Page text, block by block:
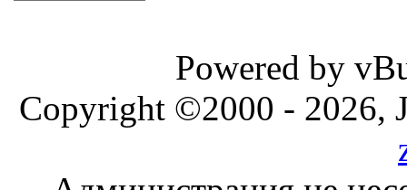
Powered by
Copyright ©2000 - 2026,